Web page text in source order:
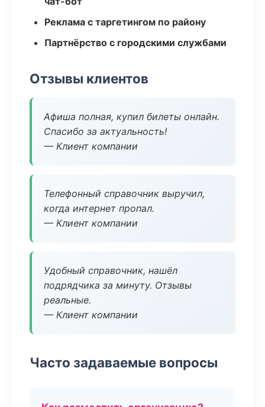
Реклама с таргетингом по району
Партнёрство с городскими службами
Отзывы клиентов
Афиша полная, купил билеты онлайн.
Спасибо за актуальность!
— Клиент компании
Телефонный справочник выручил,
когда интернет пропал.
— Клиент компании
Удобный справочник, нашёл
подрядчика за минуту. Отзывы
реальные.
— Клиент компании
Часто задаваемые вопросы